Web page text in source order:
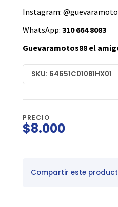
Instagram:
WhatsApp: 310 664 8083
Guevaramotos88 el
SKU: 64651C010B1HX01
PRECIO
$8.000
Compartir este